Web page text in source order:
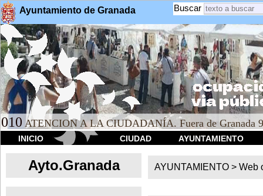
Ayuntamiento de Granada Buscar
010 ATENCION A LA CIUDADANÍA. Fuera de Granada
INICIO CIUDAD AYUNTAMIENTO
Ayto.Granada AYUNTAMIENTO > Web